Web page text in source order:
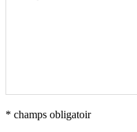
* champs obligatoir